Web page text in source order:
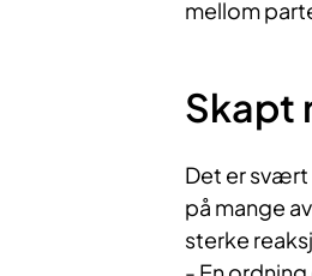
mellom
Skapt
Det er svært
på mange
sterke